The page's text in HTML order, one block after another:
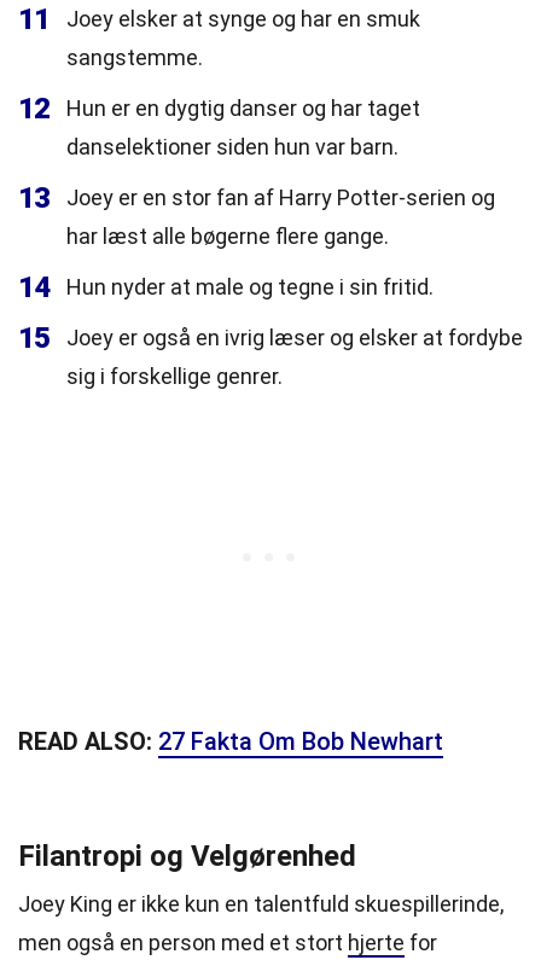
11
Joey elsker at synge og har en smuk
sangstemme.
12
Hun er en dygtig danser og har taget
danselektioner siden hun var barn.
13
Joey er en stor fan af Harry Potter-serien og
har læst alle bøgerne flere gange.
14 Hun nyder at male og tegne i sin fritid.
15
Joey er også en ivrig læser og elsker at fordybe
sig i forskellige genrer.
READ ALSO: 27 Fakta Om Bob Newhart
Filantropi og Velgørenhed
Joey King er ikke kun en talentfuld skuespillerinde,
men også en person med et stort hjerte for